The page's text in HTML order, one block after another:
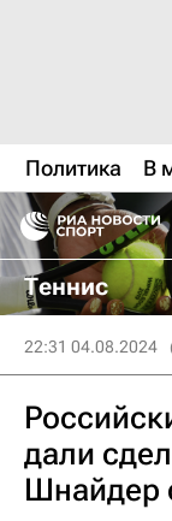
Политика В
Теннис
22:31 04.08.2024
дали
Шнайдер